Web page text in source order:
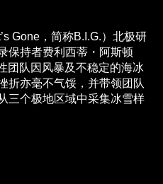
Gone，简称B.I.G.）北极研
保持者费利西蒂・阿斯顿
团队因风暴及不稳定的海冰
折亦毫不气馁，并带领团队
三个极地区域中采集冰雪样